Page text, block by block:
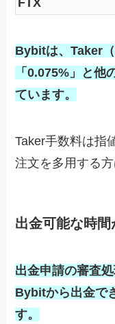
FTX
Bybitは、Taker
「0.075%」と他
ています。
Taker手数料は指
注文を多用する
出金可能な時
出金申請の審査
Bybitから出金で
す。